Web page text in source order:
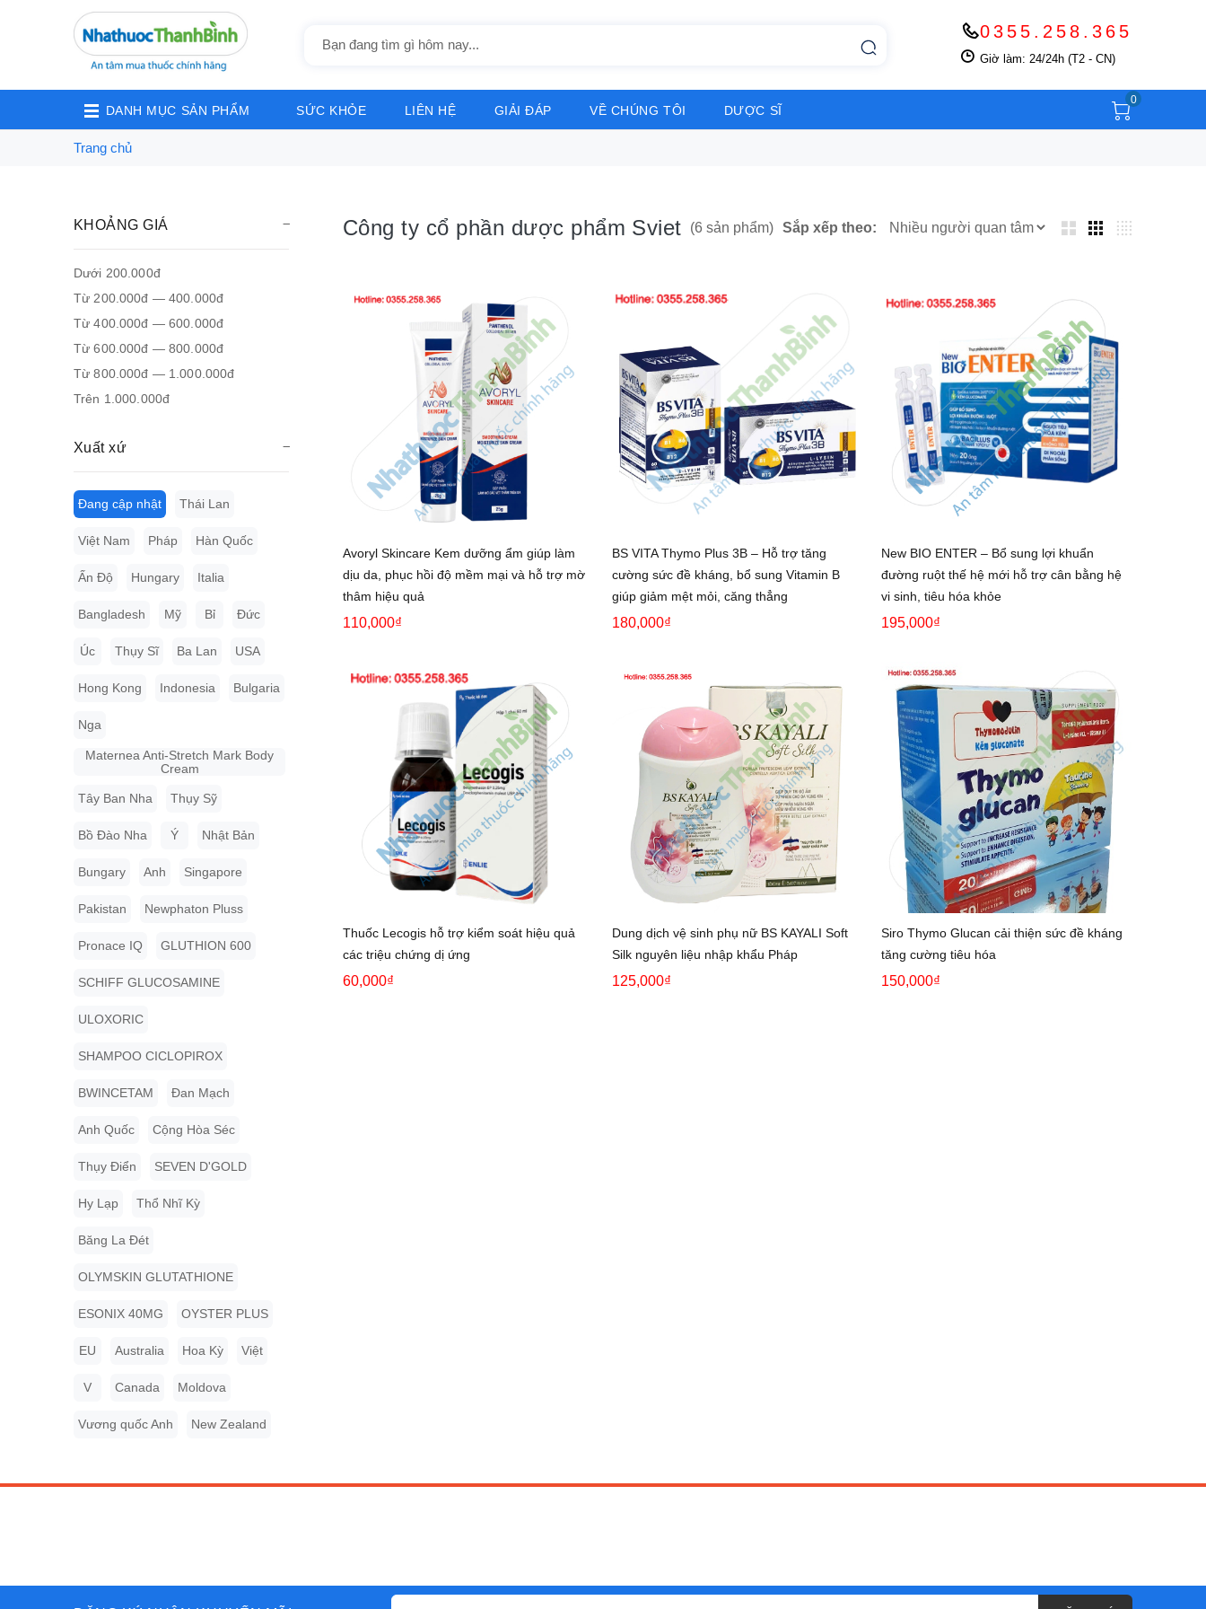
0355.258.365
Giờ làm: 24/24h (T2 - CN)
DANH MỤC SẢN PHẨM SỨC KHỎE LIÊN HỆ GIẢI ĐÁP VỀ CHÚNG TÔI DƯỢC SĨ
0
Trang chủ
KHOẢNG GIÁ
Dưới 200.000đ
Từ 200.000đ — 400.000đ
Từ 400.000đ — 600.000đ
Từ 600.000đ — 800.000đ
Từ 800.000đ — 1.000.000đ
Trên 1.000.000đ
Xuất xứ
Đang cập nhật Thái Lan
Việt Nam Pháp Hàn Quốc
Ấn Độ Hungary Italia
Bangladesh Mỹ Bỉ Đức
Úc Thụy Sĩ Ba Lan USA
Hong Kong Indonesia Bulgaria
Nga
Maternea Anti-Stretch Mark Body
Cream
Tây Ban Nha Thụy Sỹ
Bồ Đào Nha Ý Nhật Bản
Bungary Anh Singapore
Pakistan Newphaton Pluss
Pronace IQ GLUTHION 600
SCHIFF GLUCOSAMINE
ULOXORIC
SHAMPOO CICLOPIROX
BWINCETAM Đan Mạch
Anh Quốc Cộng Hòa Séc
Thụy Điển SEVEN D'GOLD
Hy Lạp Thổ Nhĩ Kỳ
Băng La Đét
OLYMSKIN GLUTATHIONE
ESONIX 40MG OYSTER PLUS
EU Australia Hoa Kỳ Việt
V Canada Moldova
Vương quốc Anh New Zealand
Công ty cổ phần dược phẩm Sviet (6 sản phẩm) Sắp xếp theo:
Avoryl Skincare Kem dưỡng ẩm giúp làm
dịu da, phục hồi độ mềm mại và hỗ trợ mờ
thâm hiệu quả
110,000₫
BS VITA Thymo Plus 3B – Hỗ trợ tăng
cường sức đề kháng, bổ sung Vitamin B
giúp giảm mệt mỏi, căng thẳng
180,000₫
New BIO ENTER – Bổ sung lợi khuẩn
đường ruột thế hệ mới hỗ trợ cân bằng hệ
vi sinh, tiêu hóa khỏe
195,000₫
Thuốc Lecogis hỗ trợ kiểm soát hiệu quả
các triệu chứng dị ứng
60,000₫
Dung dịch vệ sinh phụ nữ BS KAYALI Soft
Silk nguyên liệu nhập khẩu Pháp
125,000₫
Siro Thymo Glucan cải thiện sức đề kháng
tăng cường tiêu hóa
150,000₫